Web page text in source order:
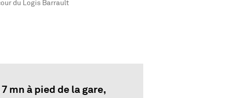
du Logis Barrault
mn à pied de la gare,